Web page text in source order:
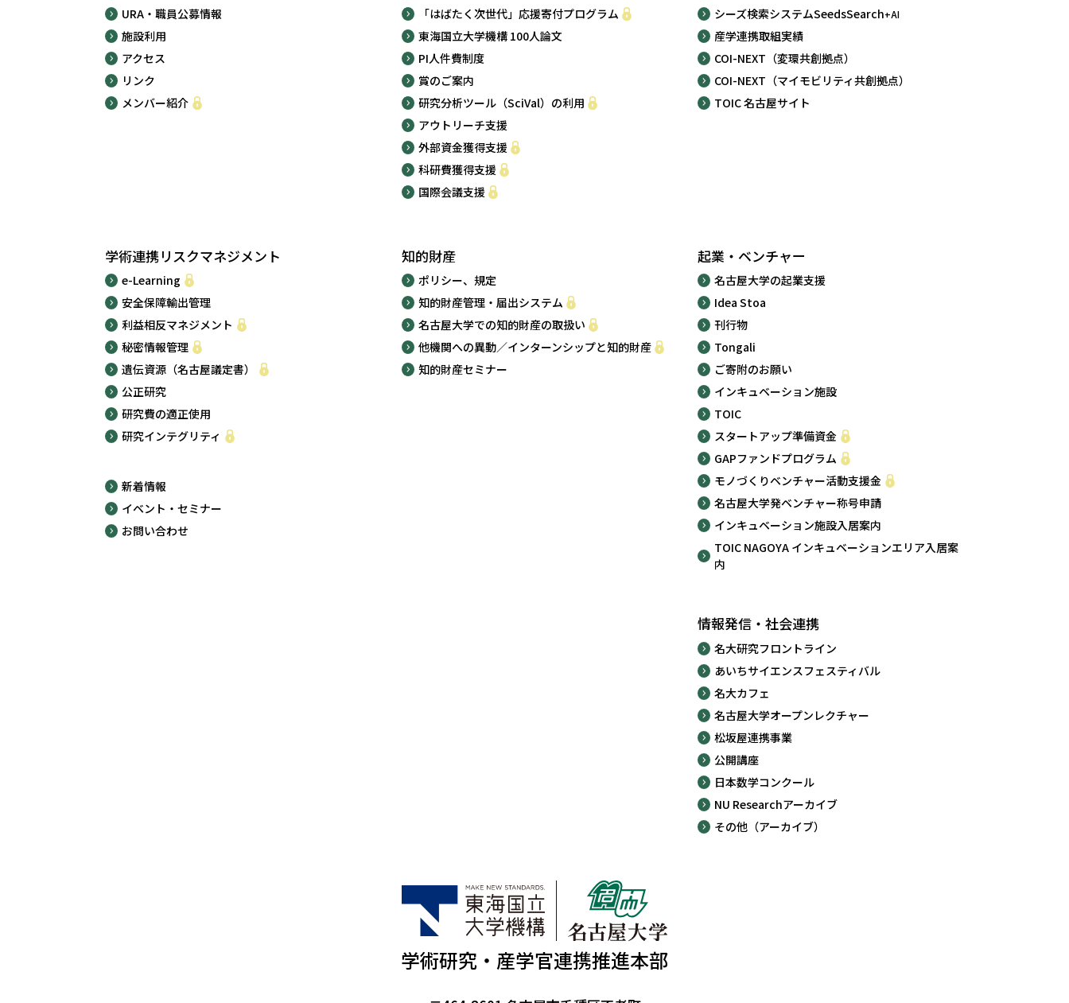
URA・職員公募情報
施設利用
アクセス
リンク
メンバー紹介
「はばたく次世代」応援寄付プログラム
東海国立大学機構 100人論文
PI人件費制度
賞のご案内
研究分析ツール（SciVal）の利用
アウトリーチ支援
外部資金獲得支援
科研費獲得支援
国際会議支援
シーズ検索システムSeedsSearch+AI
産学連携取組実績
COI-NEXT（変環共創拠点）
COI-NEXT（マイモビリティ共創拠点）
TOIC 名古屋サイト
学術連携リスクマネジメント
e-Learning
安全保障輸出管理
利益相反マネジメント
秘密情報管理
遺伝資源（名古屋議定書）
公正研究
研究費の適正使用
研究インテグリティ
新着情報
イベント・セミナー
お問い合わせ
知的財産
ポリシー、規定
知的財産管理・届出システム
名古屋大学での知的財産の取扱い
他機関への異動／インターンシップと知的財産
知的財産セミナー
起業・ベンチャー
名古屋大学の起業支援
Idea Stoa
刊行物
Tongali
ご寄附のお願い
インキュベーション施設
TOIC
スタートアップ準備資金
GAPファンドプログラム
モノづくりベンチャー活動支援金
名古屋大学発ベンチャー称号申請
インキュベーション施設入居案内
TOIC NAGOYA インキュベーションエリア入居案
内
情報発信・社会連携
名大研究フロントライン
あいちサイエンスフェスティバル
名大カフェ
名古屋大学オープンレクチャー
松坂屋連携事業
公開講座
日本数学コンクール
NU Researchアーカイブ
その他（アーカイブ）
学術研究・産学官連携推進本部